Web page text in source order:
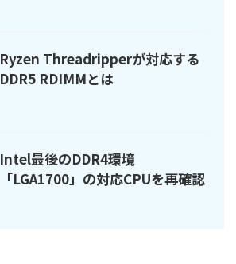
Ryzen Threadripperが対応する
DDR5 RDIMMとは
Intel最後のDDR4環境
「LGA1700」の対応CPUを再確認